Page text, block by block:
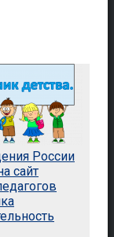
России
сайт